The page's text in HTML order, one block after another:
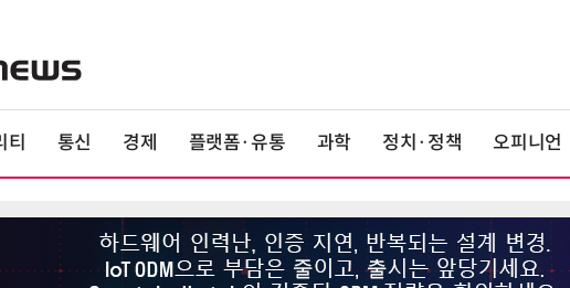
티 통신 경제 플랫폼·유통 과학 정치·정책 오피니언